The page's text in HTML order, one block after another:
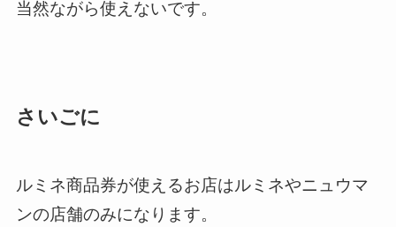
当然ながら使えないです。
さいごに
ルミネ商品券が使えるお店はルミネやニュウマ
ンの店舗のみになります。